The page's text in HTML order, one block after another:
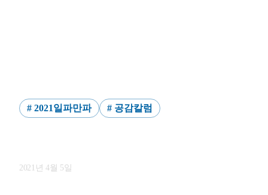
# 2021일파만파 # 공감칼럼
2021년 4월 5일